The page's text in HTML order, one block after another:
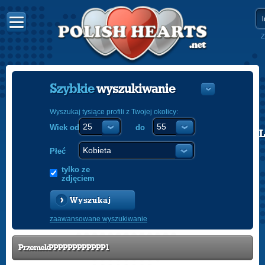
POLISH
Szybkiewyszukiwanie
Wyszukaj tysiące profili z Twojej okolicy:
Wiek od do
Płeć
tylko ze
zdjęciem
Wyszukaj
zaawansowane wyszukiwanie
PrzemekPPPPPPPPPPPP1